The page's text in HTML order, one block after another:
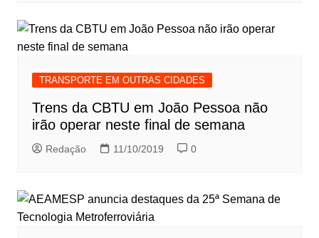
TRANSPORTE EM OUTRAS CIDADES
Trens da CBTU em João Pessoa não
irão operar neste final de semana
Redação 11/10/2019 0